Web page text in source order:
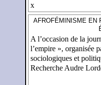
x
AFROFÉMINISME EN
A l’occasion de la
l’empire », organisée
sociologiques et
Recherche Audre